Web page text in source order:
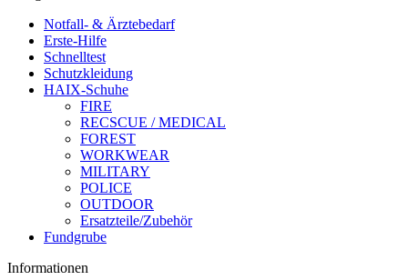
Notfall- & Ärztebedarf
Erste-Hilfe
Schnelltest
Schutzkleidung
HAIX-Schuhe
FIRE
RECSCUE / MEDICAL
FOREST
WORKWEAR
MILITARY
POLICE
OUTDOOR
Ersatzteile/Zubehör
Fundgrube
Informationen